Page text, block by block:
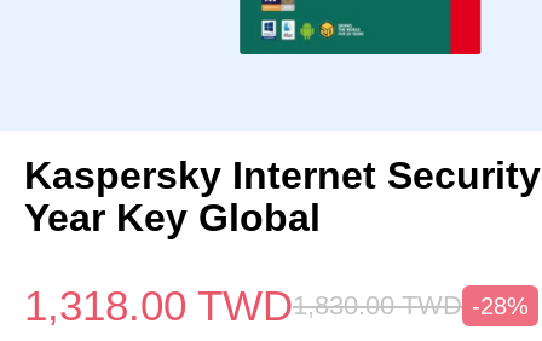
Kaspersky Internet
Year Key Global
1,318.00 TWD1,830.00 TWD -28%